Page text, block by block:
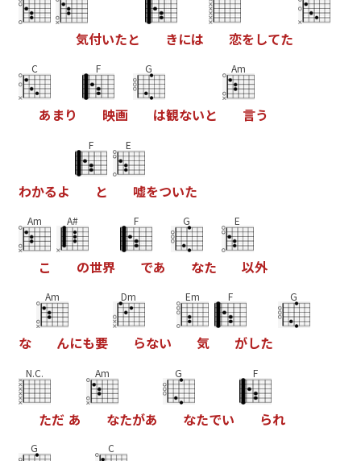
気付いたと きには 恋をしてた
C
あ まり
F
映画
G
は観ないと
Am
言う
わかるよ
F
と
E
嘘をついた
Am
こ
A#
の世界
F
であ
G
なた
E
以外
な
Am
んにも要
Dm
らない
Em
気
F
がした
G
N.C.
ただ あ
Am
なたがあ
G
なたでい
F
られ
G C